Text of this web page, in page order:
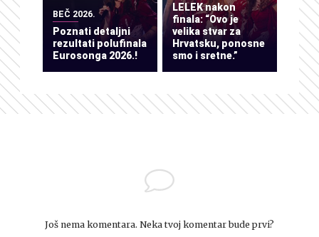
BEČ 2026.
Poznati detaljni
rezultati polufinala
Eurosonga 2026.!
LELEK nakon
finala: “Ovo je
velika stvar za
Hrvatsku, ponosne
smo i sretne.”
Još nema komentara. Neka tvoj komentar bude prvi?